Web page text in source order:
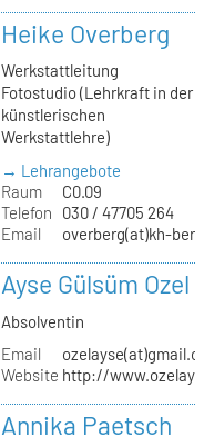
Heike Overberg
Werkstattleitung
Fotostudio (Lehrkraft in der
künstlerischen
Werkstattlehre)
→ Lehrangebote
Raum
C0.09
Telefon
030 / 47705 264
Email
overberg(at)kh-
Ayse Gülsüm Ozel
Absolventin
Email
Website http://
Annika Paetsch